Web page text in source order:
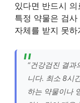
있다면 반드시
특정 약물은 검
자체를 받지 못
“건강검진 결과
니다. 최소 8시
하는 약물이나